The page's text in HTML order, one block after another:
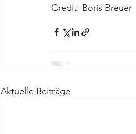
Credit: Boris Breuer
Aktuelle Beiträge